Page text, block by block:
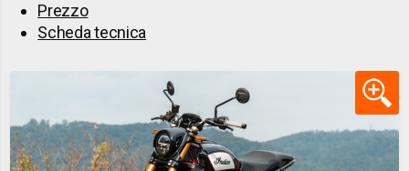
Prezzo
Scheda tecnica